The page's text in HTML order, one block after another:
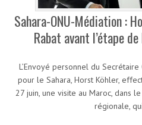
Sahara-ONU-Médiation :
Rabat avant l’étape
L’Envoyé personnel du
pour le Sahara, Horst Köhler,
27 juin, une visite au Maroc, dans
régionale,